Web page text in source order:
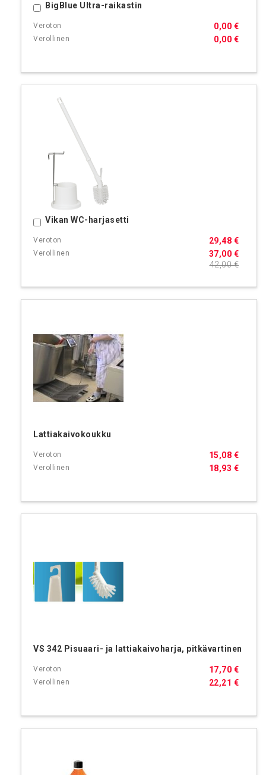
BigBlue Ultra-raikastin
0,00 €
0,00 €
Ostoskoriin
Vikan WC-harjasetti
37,00 €
29,48 €
42,00 €
Ostoskoriin
Lattiakaivokoukku
18,93 €
15,08 €
VS 342 Pisuaari- ja lattiakaivoharja, pitkävartinen
22,21 €
17,70 €